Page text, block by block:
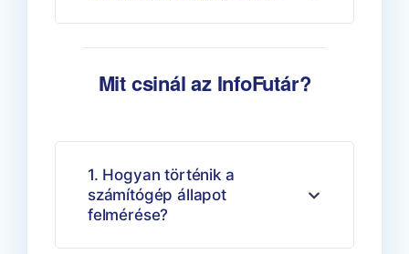
Mit csinál az InfoFutár?
1. Hogyan történik a
számítógép állapot
felmérése?